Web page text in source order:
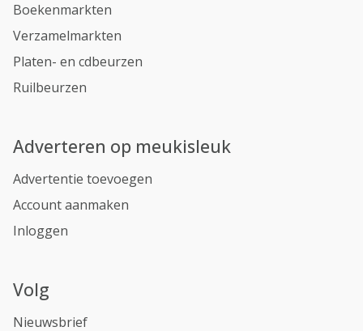
Boekenmarkten
Verzamelmarkten
Platen- en cdbeurzen
Ruilbeurzen
Adverteren op meukisleuk
Advertentie toevoegen
Account aanmaken
Inloggen
Volg
Nieuwsbrief